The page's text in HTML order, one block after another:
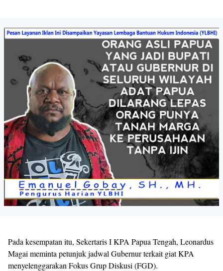
Pada kesempatan itu, Sekertaris I KPA Papua Tengah, Leonardus
Magai meminta petunjuk jadwal Gubernur terkait giat KPA
menyelenggarakan Fokus Grup Diskusi (FGD).